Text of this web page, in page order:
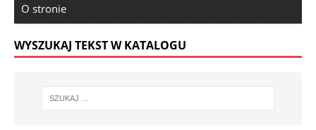
O stronie
WYSZUKAJ TEKST W KATALOGU